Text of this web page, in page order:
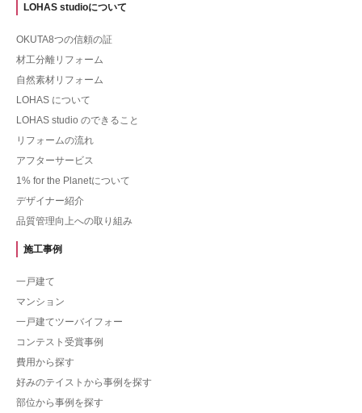
LOHAS studioについて
OKUTA8つの信頼の証
材工分離リフォーム
自然素材リフォーム
LOHAS について
LOHAS studio のできること
リフォームの流れ
アフターサービス
1% for the Planetについて
デザイナー紹介
品質管理向上への取り組み
施工事例
一戸建て
マンション
一戸建てツーバイフォー
コンテスト受賞事例
費用から探す
好みのテイストから事例を探す
部位から事例を探す